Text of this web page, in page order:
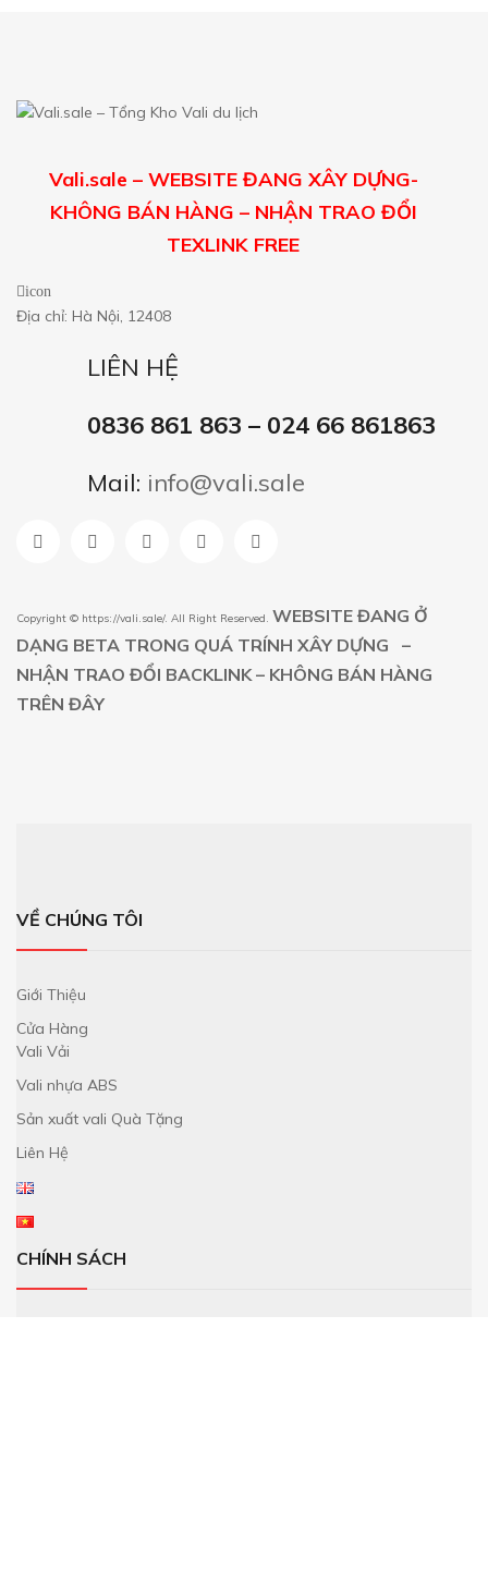
Vali.sale – WEBSITE ĐANG XÂY DỰNG-
KHÔNG BÁN HÀNG – NHẬN TRAO ĐỔI
TEXLINK FREE
icon
Địa chỉ: Hà Nội, 12408
LIÊN HỆ
0836 861 863 – 024 66 861863
Mail: info@vali.sale
Copyright © https://vali.sale/. All Right Reserved. WEBSITE ĐANG Ở
DẠNG BETA TRONG QUÁ TRÍNH XÂY DỰNG –
NHẬN TRAO ĐỔI BACKLINK – KHÔNG BÁN HÀNG
TRÊN ĐÂY
VỀ CHÚNG TÔI
Giới Thiệu
Cửa Hàng
Vali Vải
Vali nhựa ABS
Sản xuất vali Quà Tặng
Liên Hệ
CHÍNH SÁCH